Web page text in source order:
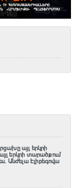
այլ երկրի
երկրի տարածքում
Անժելա Էլիբեգովա